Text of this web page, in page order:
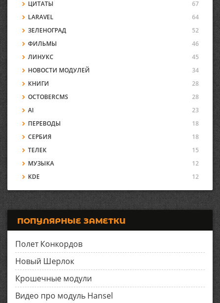
ЦИТАТЫ
67
LARAVEL
64
ЗЕЛЕНОГРАД
52
ФИЛЬМЫ
46
ЛИНУКС
45
НОВОСТИ МОДУЛЕЙ
34
КНИГИ
28
OCTOBERCMS
28
AI
23
ПЕРЕВОДЫ
18
СЕРБИЯ
18
ТЕЛЕК
15
МУЗЫКА
12
KDE
12
ПОПУЛЯРНЫЕ ЗАМЕТКИ
Полет Конкордов
Новый Шерлок
Крошечные модули
Видео про модуль Hansel